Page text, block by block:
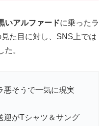
いアルファードに乗ったラ
た目に対し、SNS上では
。
悪そうで一気に現実
迎がTシャツ＆サング